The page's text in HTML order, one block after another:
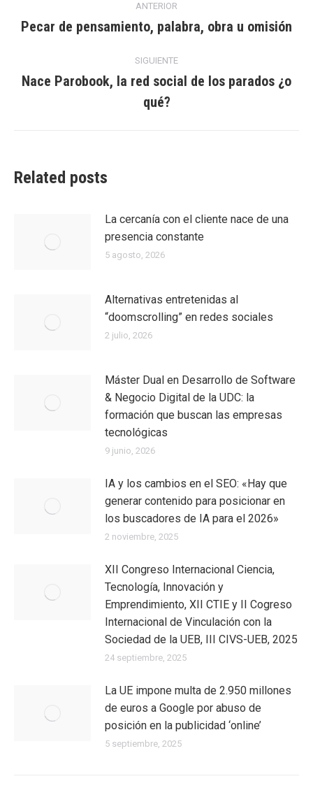
entre
ANTERIOR
Entrada
Pecar de pensamiento, palabra, obra u omisión
SIGUIENTE
siguiente:
Nace Parobook, la red social de los parados ¿o
qué?
Related posts
La cercanía con el cliente nace de una
presencia constante
5 agosto, 2026
Alternativas entretenidas al
“doomscrolling” en redes sociales
2 julio, 2026
Máster Dual en Desarrollo de Software
& Negocio Digital de la UDC: la
formación que buscan las empresas
tecnológicas
9 junio, 2026
IA y los cambios en el SEO: «Hay que
generar contenido para posicionar en
los buscadores de IA para el 2026»
2 noviembre, 2025
XII Congreso Internacional Ciencia,
Tecnología, Innovación y
Emprendimiento, XII CTIE y II Cogreso
Internacional de Vinculación con la
Sociedad de la UEB, III CIVS-UEB, 2025
24 septiembre, 2025
La UE impone multa de 2.950 millones
de euros a Google por abuso de
posición en la publicidad ‘online’
5 septiembre, 2025